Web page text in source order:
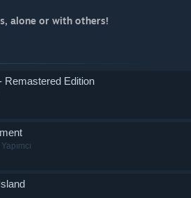
alone or with others!
Remastered Edition